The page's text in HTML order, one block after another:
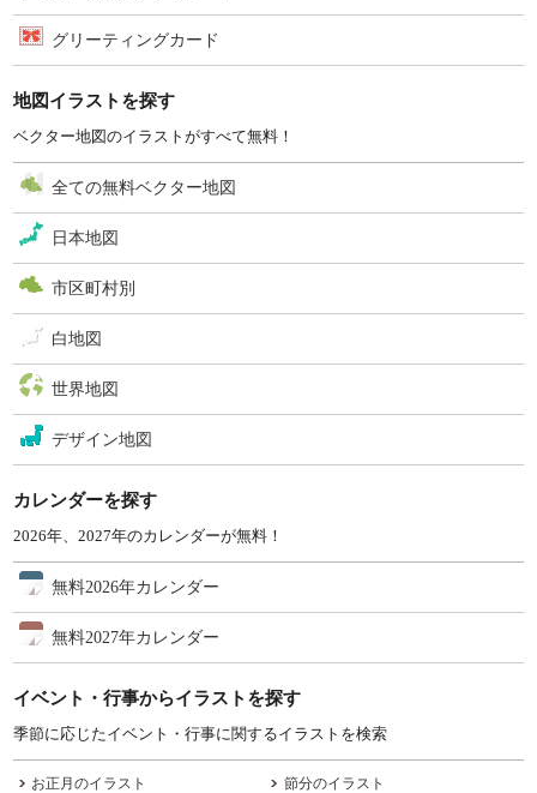
グリーティングカード
地図イラストを探す
ベクター地図のイラストがすべて無料！
全ての無料ベクター地図
日本地図
市区町村別
白地図
世界地図
デザイン地図
カレンダーを探す
2026年、2027年のカレンダーが無料！
無料2026年カレンダー
無料2027年カレンダー
イベント・行事からイラストを探す
季節に応じたイベント・行事に関するイラストを検索
お正月のイラスト 節分のイラスト